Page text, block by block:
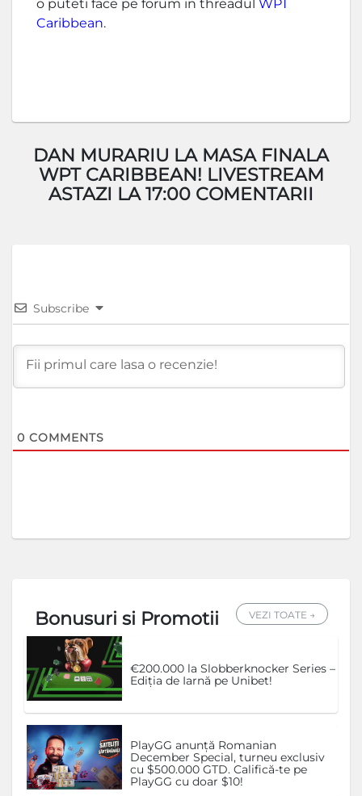
o puteti face pe forum in threadul WPT
Caribbean.
DAN MURARIU LA MASA FINALA
WPT CARIBBEAN! LIVESTREAM
ASTAZI LA 17:00 COMENTARII
Subscribe
0 COMMENTS
Bonusuri si Promotii VEZI TOATE →
€200.000 la Slobberknocker Series –
Ediția de Iarnă pe Unibet!
PlayGG anunță Romanian
December Special, turneu exclusiv
cu $500.000 GTD. Califică-te pe
PlayGG cu doar $10!